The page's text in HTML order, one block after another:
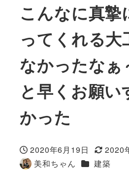
こんなに真摯
ってくれる大
なかったな
と早くお願い
かった
投稿日
2020年6月19日
更新日
2020
美和ちゃん カテゴリー
建築